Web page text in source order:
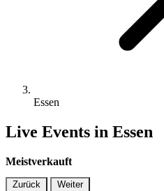
Essen
Live Events in Essen
Meistverkauft
Zurück Weiter